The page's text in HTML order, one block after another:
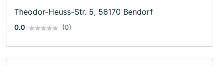
Theodor-Heuss-Str. 5, 56170 Bendorf
0.0 (0)